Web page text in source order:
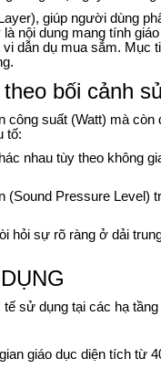
giúp người dùng
nội dung mang tính
dẫn dụ mua sắm. Mục
bối cảnh
suất (Watt) mà
tố:
nhau tùy theo không
(Sound Pressure Level)
hỏi sự rõ ràng ở dải
sử dụng tại các hạ
giáo dục diện tích từ